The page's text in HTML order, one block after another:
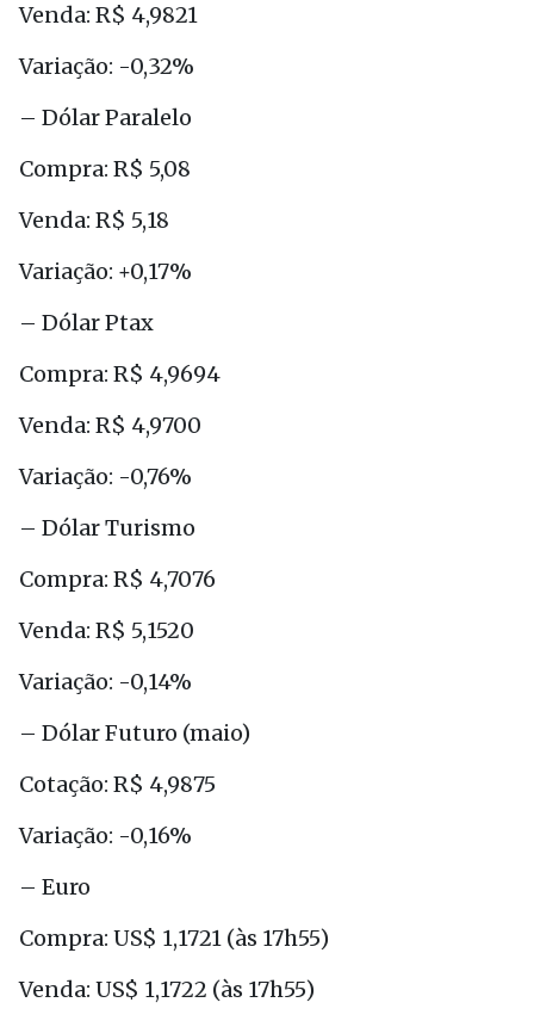
Venda: R$ 4,9821
Variação: -0,32%
– Dólar Paralelo
Compra: R$ 5,08
Venda: R$ 5,18
Variação: +0,17%
– Dólar Ptax
Compra: R$ 4,9694
Venda: R$ 4,9700
Variação: -0,76%
– Dólar Turismo
Compra: R$ 4,7076
Venda: R$ 5,1520
Variação: -0,14%
– Dólar Futuro (maio)
Cotação: R$ 4,9875
Variação: -0,16%
– Euro
Compra: US$ 1,1721 (às 17h55)
Venda: US$ 1,1722 (às 17h55)